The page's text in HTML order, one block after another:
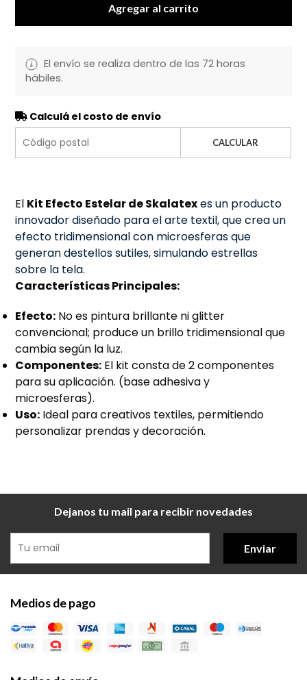
Agregar al carrito
El envío se realiza dentro de las 72 horas
hábiles.
Calculá el costo de envío
CALCULAR
El Kit Efecto Estelar de Skalatexes un producto
innovador diseñado para el arte textil, que crea un
efecto tridimensional con microesferas que
generan destellos sutiles, simulando estrellas
sobre la tela.
Características Principales:
Efecto: No es pintura brillante ni glitter
convencional; produce un brillo tridimensional que
cambia según la luz.
Componentes: El kit consta de 2 componentes
para su aplicación. (base adhesiva y
microesferas).
Uso: Ideal para creativos textiles, permitiendo
personalizar prendas y decoración.
Dejanos tu mail para recibir novedades
Enviar
Medios de pago